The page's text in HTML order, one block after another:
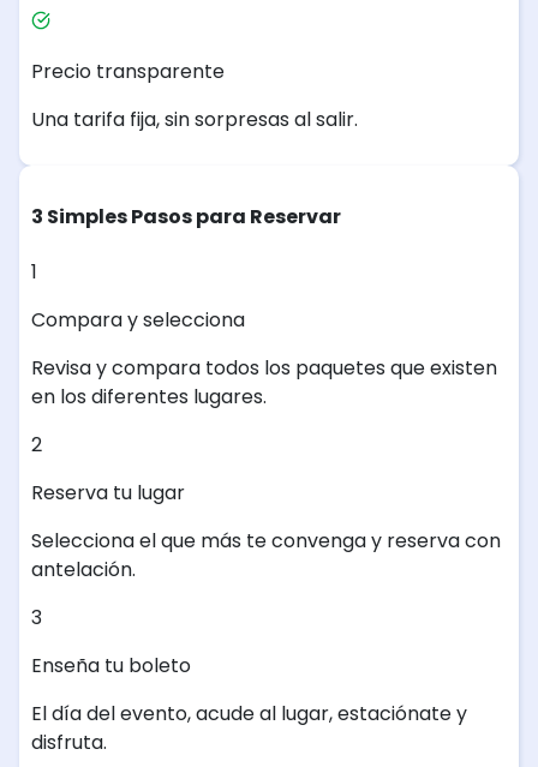
Precio transparente
Una tarifa fija, sin sorpresas al salir.
3 Simples Pasos para Reservar
1
Compara y selecciona
Revisa y compara todos los paquetes que existen
en los diferentes lugares.
2
Reserva tu lugar
Selecciona el que más te convenga y reserva con
antelación.
3
Enseña tu boleto
El día del evento, acude al lugar, estaciónate y
disfruta.